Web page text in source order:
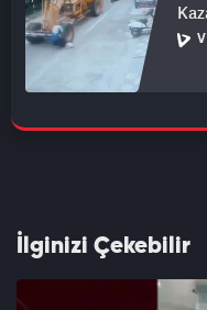
İlginizi Çekebilir